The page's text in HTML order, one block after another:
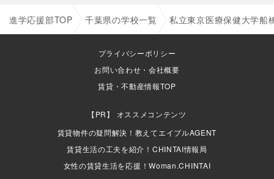
進学応援部TOP 千葉県の学校一覧 私立東京医療保健大学船
プライバシーポリシー
お問い合わせ・会社概要
賃貸・不動産情報TOP
オススメコンテンツ
賃貸物件の疑問解決！教えてエイブルAGENT
賃貸生活の工夫を紹介！CHINTAI情報局
女性の賃貸生活を応援！Woman.CHINTAI